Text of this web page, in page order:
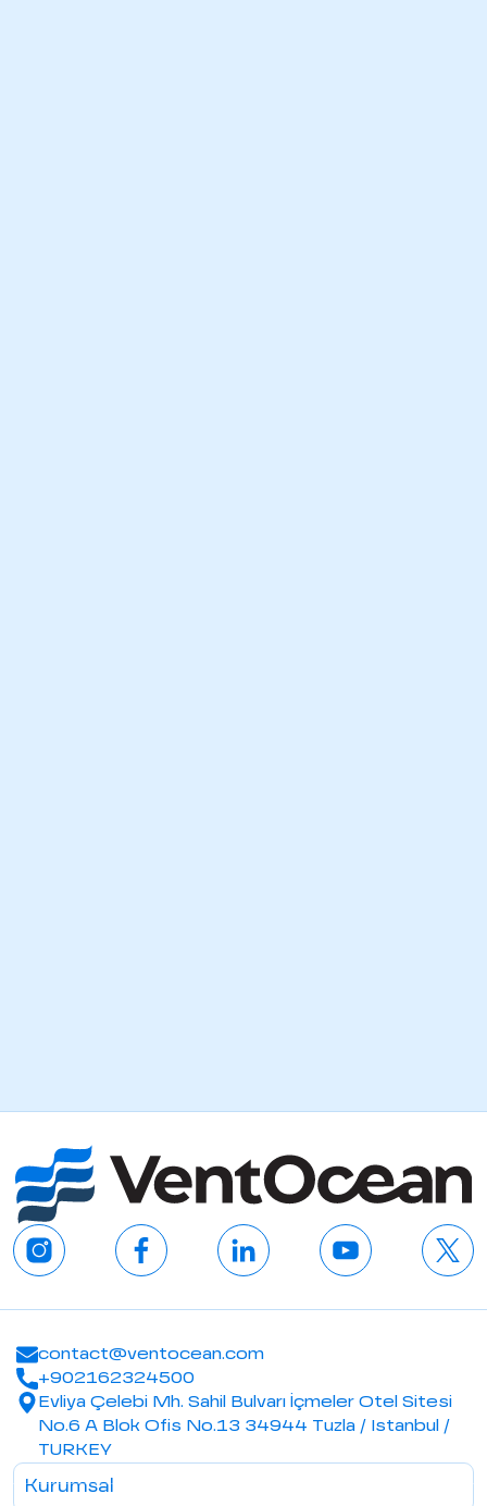
contact@ventocean.com
+902162324500
Evliya Çelebi Mh. Sahil Bulvarı İçmeler Otel Sitesi
No.6 A Blok Ofis No.13 34944 Tuzla / Istanbul /
TURKEY
Kurumsal